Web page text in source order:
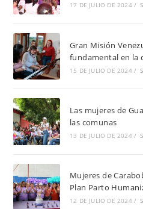
17 DE JULIO DE 2024 /
Gran Misión
fundamental en la
15 DE JULIO DE 2024 /
Las mujeres de
las comunas
13 DE JULIO DE 2024 /
Mujeres de
Plan Parto
12 DE JULIO DE 2024 /